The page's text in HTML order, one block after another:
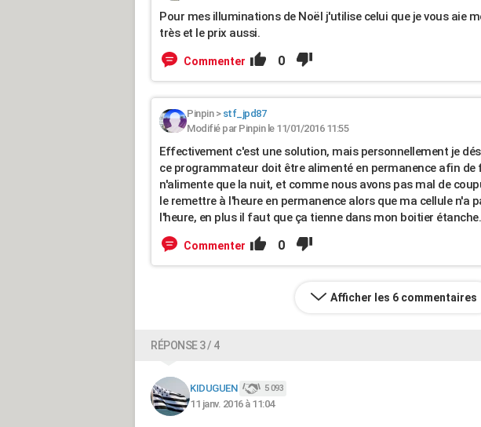
Pour mes illuminations de Noël j'utilise celui que je vous aie
très et le prix aussi.
Commenter 0
Pinpin> stf_jpd87
Modifié par Pinpin le 11/01/2016 11:55
Effectivement c'est une solution, mais personnellement je
ce programmateur doit être alimenté en permanence afin de
n'alimente que la nuit, et comme nous avons pas mal de
le remettre à l'heure en permanence alors que ma cellule n'a
l'heure, en plus il faut que ça tienne dans mon boitier étanche.
Commenter 0
Afficher les 6 commentaires
RÉPONSE 3 / 4
KIDUGUEN 5 093
11 janv. 2016 à 11:04